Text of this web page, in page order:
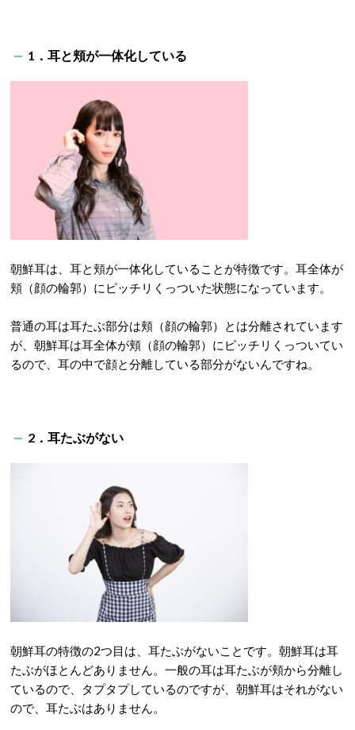
1．耳と頬が一体化している
朝鮮耳は、耳と頬が一体化していることが特徴です。耳全体が
頬（顔の輪郭）にピッチリくっついた状態になっています。
普通の耳は耳たぶ部分は頬（顔の輪郭）とは分離されています
が、朝鮮耳は耳全体が頬（顔の輪郭）にピッチリくっついてい
るので、耳の中で顔と分離している部分がないんですね。
2．耳たぶがない
朝鮮耳の特徴の2つ目は、耳たぶがないことです。朝鮮耳は耳
たぶがほとんどありません。一般の耳は耳たぶが頬から分離し
ているので、タプタプしているのですが、朝鮮耳はそれがない
ので、耳たぶはありません。